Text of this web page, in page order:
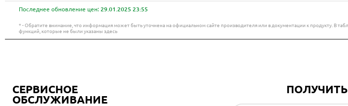
Последнее обновление цен: 29.01.2025 23:55
* - Обратите внимание, что информация может быть уточнена на официальном сайте производителя или в документации к продукту. В
функций, которые не были указаны здесь
СЕРВИСНОЕ
ОБСЛУЖИВАНИЕ